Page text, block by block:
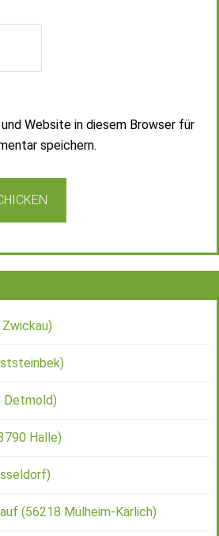
Website in diesem Browser für
speichern.
Detmold)
Halle)
(56218 Mülheim-Kärlich)